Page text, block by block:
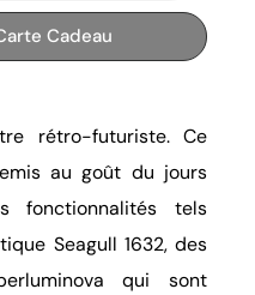
Cadeau
rétro-futuriste. Ce
au goût du jours
fonctionnalités tels
Seagull 1632, des
qui sont